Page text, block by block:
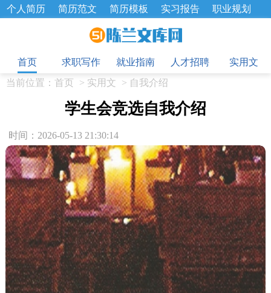
个人简历 简历范文 简历模板 实习报告
职业规划
招聘选拔 绩效考核 企业文化
工作总结
辞职报告
首页
求职写作 就业指南 人才招聘
实用文
当前位置： 首页 > 实用文 > 自我介绍
学生会竞选自我介绍
时间：2026-05-13 21:30:14